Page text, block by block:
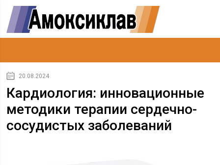
20.08.2024
Кардиология: инновационные
методики терапии сердечно-
сосудистых заболеваний